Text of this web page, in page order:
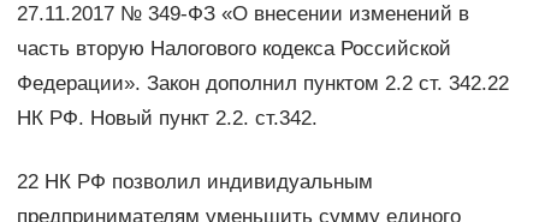
27.11.2017 № 349-ФЗ «О внесении изменений в
часть вторую Налогового кодекса Российской
Федерации». Закон дополнил пунктом 2.2 ст. 342.22
НК РФ. Новый пункт 2.2. ст.342.
22 НК РФ позволил индивидуальным
предпринимателям уменьшить сумму единого